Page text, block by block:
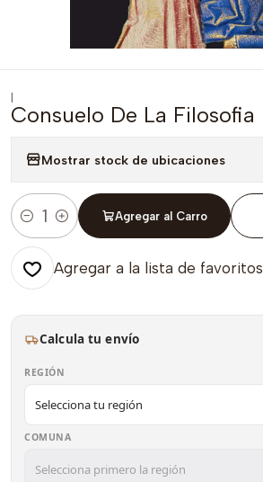
|
Consuelo De La Filosofia
Mostrar stock de ubicaciones
Cantidad
Agregar al Carro
Agregar a la lista de favoritos
Calcula tu envío
REGIÓN
COMUNA